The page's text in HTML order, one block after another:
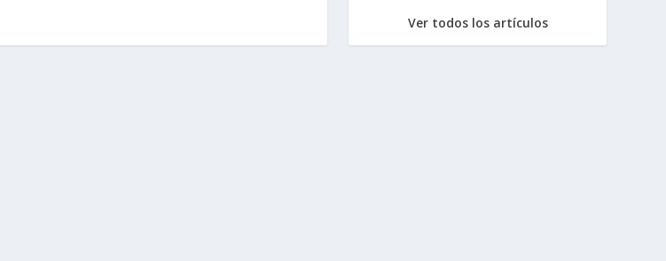
Ver todos los artículos